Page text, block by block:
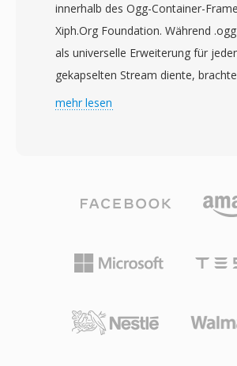
Kanalkonfiguration — während die
in der Data-Fork liegen. Dieses
funktionierte elegant innerhalb des
Ökosystems, führte jedoch zu
Portabilitätsproblemen beim
Pro-Tools-Bearbeitungsumgebung,
destruktives, regionenbasiertes
Punkte und Marker, was es
Technology Pro Tools auf WAV und
umstellte, ging die SD2-Nutzung
innerhalb des Ogg-Container-
Xiph.Org Foundation. Während
als universelle Erweiterung für
gekapselten Stream diente,
Einführung von .oga im Jahr 2007
— der Container ist Codec-
für verkettete logische Bitstreams
basiertes Seeking. Ein Vorteil von
Erweiterung erkennen, können für
mehr lesen